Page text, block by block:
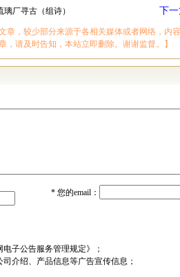
璃厂寻古（组诗） 下
章，较少部分来源于各相关媒体或者网络，内
，请及时告知，本站立即删除。谢谢监督。】
*您的email：
子公告服务管理规定》；
介绍、产品信息等广告宣传信息；